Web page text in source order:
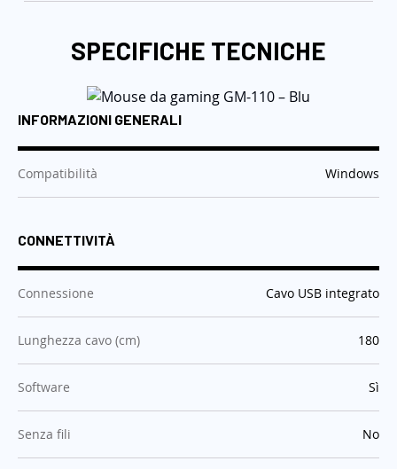
SPECIFICHE TECNICHE
INFORMAZIONI GENERALI
Compatibilità :Windows
CONNETTIVITÀ
Connessione :Cavo USB integrato
Lunghezza cavo (cm) :180
Software :Sì
Senza fili :No